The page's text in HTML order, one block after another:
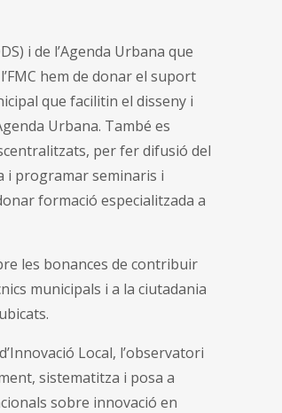
i de l’Agenda Urbana que
hem de donar el suport
que facilitin el disseny i
Urbana. També es
per fer difusió del
i programar seminaris i
formació especialitzada a
les bonances de contribuir
municipals i a la ciutadania
Local, l’observatori
sistematitza i posa a
sobre innovació en